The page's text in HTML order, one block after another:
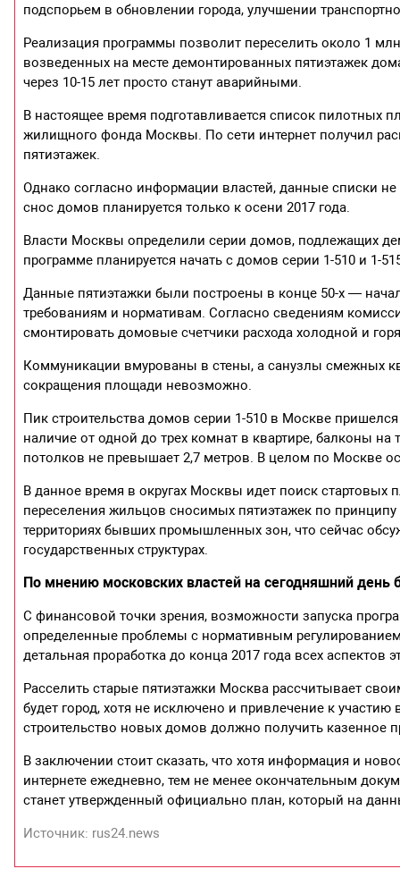
подспорьем в обновлении города, улучшении
Реализация программы позволит переселить около 1
возведенных на месте демонтированных пятиэтажек
через 10-15 лет просто станут аварийными.
В настоящее время подготавливается список
жилищного фонда Москвы. По сети интернет получил
пятиэтажек.
Однако согласно информации властей, данные списки
снос домов планируется только к осени 2017 года.
Власти Москвы определили серии домов, подлежащих
программе планируется начать с домов серии 1-510 и 1-
Данные пятиэтажки были построены в конце 50-х —
требованиям и нормативам. Согласно сведениям
смонтировать домовые счетчики расхода холодной и
Коммуникации вмурованы в стены, а санузлы смежных
сокращения площади невозможно.
Пик строительства домов серии 1-510 в Москве
наличие от одной до трех комнат в квартире, балконы
потолков не превышает 2,7 метров. В целом по Москве
В данное время в округах Москвы идет поиск
переселения жильцов сносимых пятиэтажек по
территориях бывших промышленных зон, что сейчас
государственных структурах.
По мнению московских властей на сегодняшний день
С финансовой точки зрения, возможности запуска
определенные проблемы с нормативным
детальная проработка до конца 2017 года всех
Расселить старые пятиэтажки Москва рассчитывает
будет город, хотя не исключено и привлечение к
строительство новых домов должно получить казенное
В заключении стоит сказать, что хотя информация и
интернете ежедневно, тем не менее окончательным
станет утвержденный официально план, который на
Источник: rus24.news